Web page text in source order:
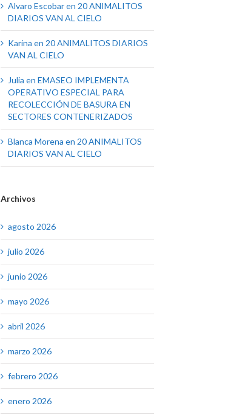
Alvaro Escobaren 20 ANIMALITOS
DIARIOS VAN AL CIELO
Karina en 20 ANIMALITOS DIARIOS
VAN AL CIELO
Julia en EMASEO IMPLEMENTA
OPERATIVO ESPECIAL PARA
RECOLECCIÓN DE BASURA EN
SECTORES CONTENERIZADOS
Blanca Morena en 20 ANIMALITOS
DIARIOS VAN AL CIELO
Archivos
agosto 2026
julio 2026
junio 2026
mayo 2026
abril 2026
marzo 2026
febrero 2026
enero 2026